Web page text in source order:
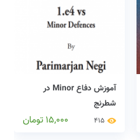
آموزش دفاع Minor در
شطرنج
415
15,000 تومان